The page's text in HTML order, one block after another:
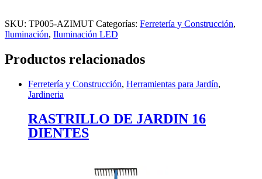
SKU: TP005-AZIMUT Categorías: Ferretería y Construcción,
Iluminación, Iluminación LED
Productos relacionados
Ferretería y Construcción, Herramientas para Jardín,
Jardineria
RASTRILLO DE JARDIN 16
DIENTES